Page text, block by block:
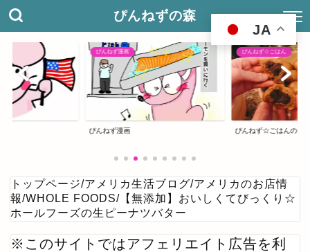
ぴんねずの森
ぴんねず☆ごはん
ぴんねず☆ごはんのレシピ集
アメリカ合衆国
ぴんねずの旅のしおり
トップページ/アメリカ生活ブログ/アメリカのお店情
報/WHOLE FOODS/ 【無添加】おいしくてびっくり☆
ホールフーズの生ピーナツバター
※このサイトではアフェリエイト広告を利
JA